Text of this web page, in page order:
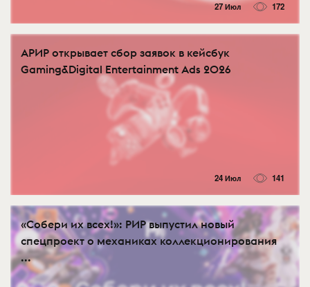
27 Июл 172
АРИР открывает сбор заявок в кейсбук
Gaming&Digital Entertainment Ads 2026
24 Июл 141
«Собери их всех!»: РИР выпустил новый
спецпроект о механиках коллекционирования
...